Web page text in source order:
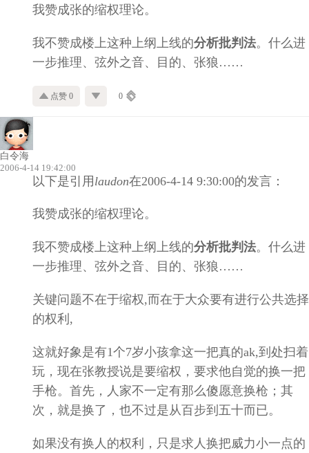
我赞成张的缩权理论。
我不赞成楼上这种上纲上线的分析批判法。什么进
一步推理、弦外之音、目的、张狼……
点赞 0 0
白令海
2006-4-14 19:42:00
以下是引用 laudon在2006-4-14 9:30:00的发言：
我赞成张的缩权理论。
我不赞成楼上这种上纲上线的分析批判法。什么进
一步推理、弦外之音、目的、张狼……
关键问题不在于缩权,而在于大众要有进行公共选择
的权利,
这就好象是有1个7岁小孩拿这一把真的ak,到处扫着
玩，现在张教授说是要缩权，要求他自觉的换一把
手枪。首先，人家不一定有那么傻愿意换枪；其
次，就是换了，也不过是从百步到五十而已。
如果没有换人的权利，只是求人换把威力小一点的